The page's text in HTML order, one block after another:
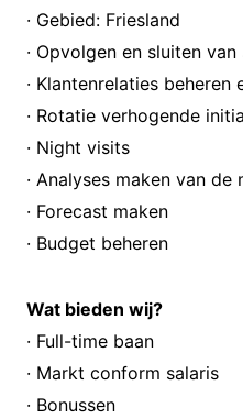
· Gebied: Friesland
· Opvolgen en sluiten van
· Klantenrelaties beheren
· Rotatie verhogende
· Night visits
· Analyses maken van de
· Forecast maken
· Budget beheren
Wat bieden wij?
· Full-time baan
· Markt conform salaris
· Bonussen